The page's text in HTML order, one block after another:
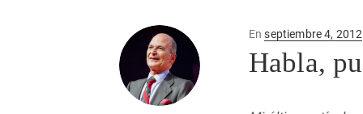
EnPublicado
en
septiembre 4, 2012
Habla,